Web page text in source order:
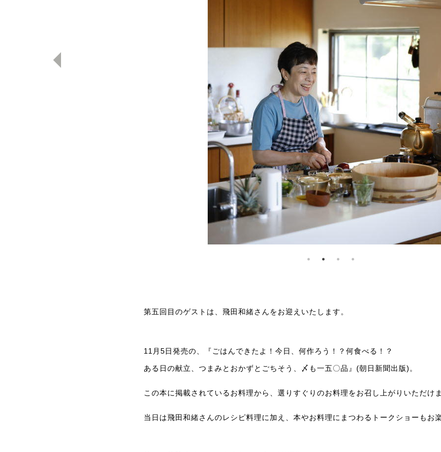
第五回目のゲストは、飛田和緒さんをお迎えいたします。
11月5日発売の、『ごはんできたよ！今日、何作ろう！？何食べる！？
ある日の献立、つまみとおかずとごちそう、〆も一五〇品』(朝日新聞出版)。
この本に掲載されているお料理から、選りすぐりのお料理をお召し上がりいただけま
当日は飛田和緒さんのレシピ料理に加え、本やお料理にまつわるトークショーもお